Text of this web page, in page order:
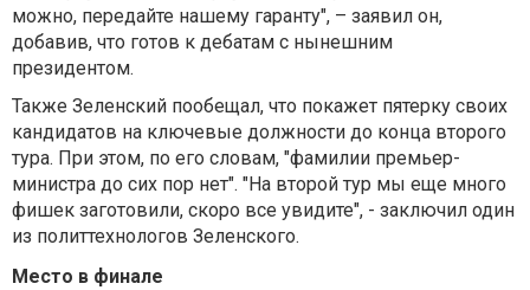
можно, передайте нашему гаранту", – заявил он,
добавив, что готов к дебатам с нынешним
президентом.
Также Зеленский пообещал, что покажет пятерку своих
кандидатов на ключевые должности до конца второго
тура. При этом, по его словам, "фамилии премьер-
министра до сих пор нет". "На второй тур мы еще много
фишек заготовили, скоро все увидите", - заключил один
из политтехнологов Зеленского.
Место в финале